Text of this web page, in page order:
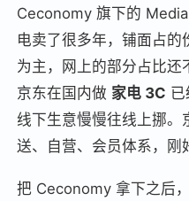
Ceconomy 旗下的
电卖了很多年，铺面占
为主，网上的部分占比还
京东在国内做 家电 3C
线下生意慢慢往线上挪。
送、自营、会员体系，刚
把 Ceconomy 拿下之后